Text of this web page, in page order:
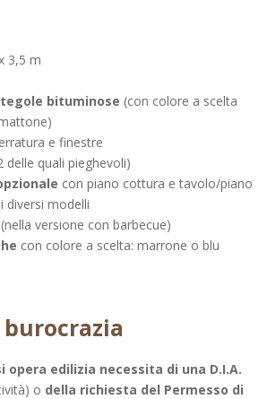
3,5 m
bituminose (con colore a scelta
e finestre
delle quali pieghevoli)
con piano cottura e tavolo/piano
diversi modelli
(nella versione con barbecue)
con colore a scelta: marrone o blu
burocrazia
opera edilizia necessita di una D.I.A.
o della richiesta del Permesso di